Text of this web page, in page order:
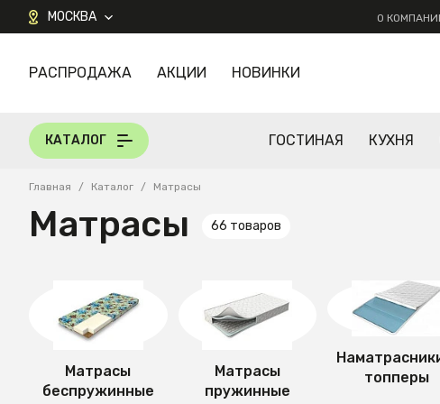
МОСКВА О
КАТАЛОГ
РАСПРОДАЖА АКЦИИ НОВИНКИ
КАТАЛОГ ГОСТИНАЯ КУХНЯ
Главная / Каталог / Матрасы
Матрасы 66 товаров
Матрасы
беспружинные
Матрасы
пружинные
топперы